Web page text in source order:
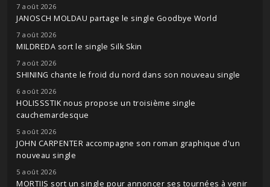
7 août 2026
JANOSCH MOLDAU partage le single Goodbye World
7 août 2026
MILDREDA sort le single Silk Skin
7 août 2026
SHINING chante le froid du nord dans son nouveau single
6 août 2026
HOLISSSTIK nous propose un troisième single
cauchemardesque
5 août 2026
JOHN CARPENTER accompagne son roman graphique d'un
nouveau single
5 août 2026
MORTIIS sort un single pour annoncer ses tournées à venir